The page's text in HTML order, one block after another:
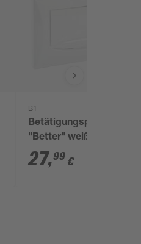
B1
Betätigungsplatte
"Better" weiß
27,99 €